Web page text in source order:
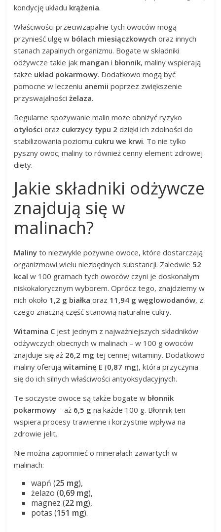
kondycję układu krążenia.
Właściwości przeciwzapalne tych owoców mogą
przynieść ulgę w bólach miesiączkowych oraz innych
stanach zapalnych organizmu. Bogate w składniki
odżywcze takie jak mangan i błonnik, maliny wspierają
także układ pokarmowy. Dodatkowo mogą być
pomocne w leczeniu anemii poprzez zwiększenie
przyswajalnościżelaza.
Regularne spożywanie malin może obniżyć ryzyko
otyłości oraz cukrzycy typu 2 dzięki ich zdolności do
stabilizowania poziomu cukru we krwi. To nie tylko
pyszny owoc; maliny to również cenny element zdrowej
diety.
Jakie składniki odżywcze
znajdują się w
malinach?
Maliny to niezwykle pożywne owoce, które dostarczają
organizmowi wielu niezbędnych substancji. Zaledwie 52
kcal w 100 gramach tych owoców czyni je doskonałym
niskokalorycznym wyborem. Oprócz tego, znajdziemy w
nich około 1,2 g białka oraz 11,94 g węglowodanów, z
czego znaczną część stanowią naturalne cukry.
Witamina C jest jednym z najważniejszych składników
odżywczych obecnych w malinach – w 100 g owoców
znajduje się aż 26,2 mg tej cennej witaminy. Dodatkowo
maliny oferująwitaminę E (0,87 mg), która przyczynia
się do ich silnych właściwości antyoksydacyjnych.
Te soczyste owoce są także bogate w błonnik
pokarmowy – aż 6,5 g na każde 100 g. Błonnik ten
wspiera procesy trawienne i korzystnie wpływa na
zdrowie jelit.
Nie można zapomnieć o minerałach zawartych w
malinach:
wapń (25 mg),
żelazo (0,69 mg),
magnez (22 mg),
potas (151 mg).